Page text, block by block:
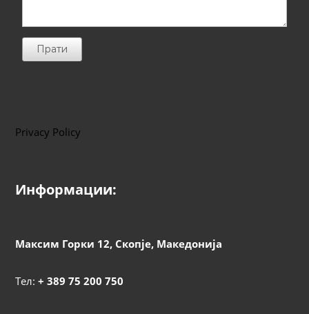
Прати
Privacy Policy
Информации:
Максим Горки 12, Скопје, Македонија
Тел: + 389 75 200 750